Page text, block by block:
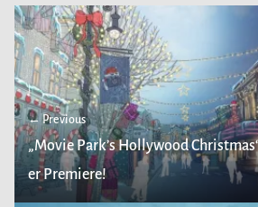
← Previous
„Movie Park’s Hollywood
er Premiere!